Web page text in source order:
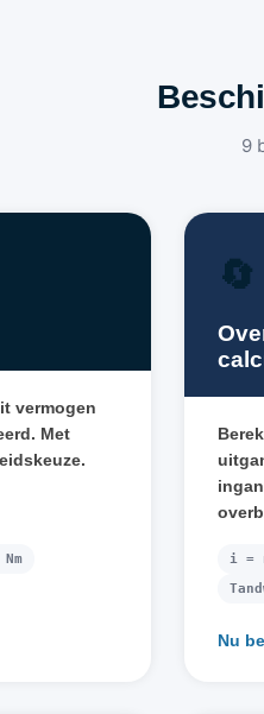
9
vermogen
Met
🔄
i =
Nu